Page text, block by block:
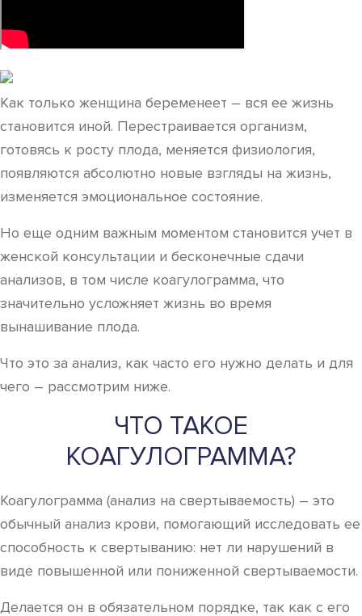
Как только женщина беременеет – вся ее жизнь
становится иной. Перестраивается организм,
готовясь к росту плода, меняется физиология,
появляются абсолютно новые взгляды на жизнь,
изменяется эмоциональное состояние.
Но еще одним важным моментом становится учет в
женской консультации и бесконечные сдачи
анализов, в том числе коагулограмма, что
значительно усложняет жизнь во время
вынашивание плода.
Что это за анализ, как часто его нужно делать и для
чего – рассмотрим ниже.
ЧТО ТАКОЕ
КОАГУЛОГРАММА?
Коагулограмма (анализ на свертываемость) – это
обычный анализ крови, помогающий исследовать ее
способность к свертыванию: нет ли нарушений в
виде повышенной или пониженной свертываемости.
Делается он в обязательном порядке, так как с его